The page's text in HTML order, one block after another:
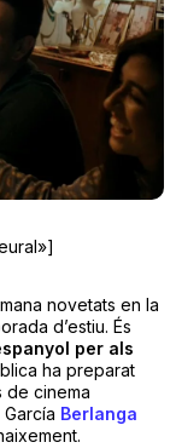
novetats en la
d’estiu. És
per als
ha preparat
de cinema
Berlanga